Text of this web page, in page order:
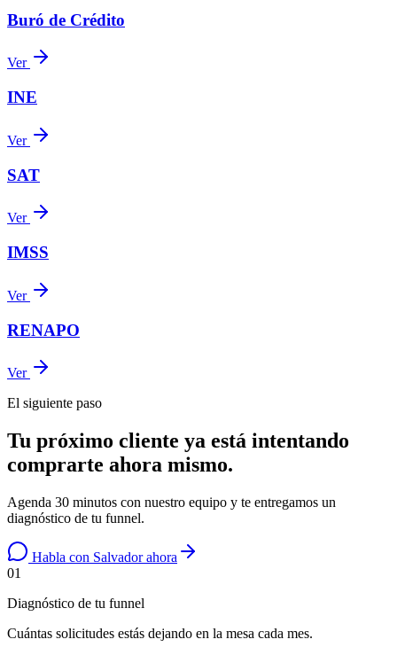
Buró de Crédito
Ver
INE
Ver
SAT
Ver
IMSS
Ver
RENAPO
Ver
El siguiente paso
Tu próximo cliente ya está intentando
comprarte ahora mismo.
Agenda 30 minutos con nuestro equipo y te entregamos un
diagnóstico de tu funnel.
Habla con Salvador ahora
01
Diagnóstico de tu funnel
Cuántas solicitudes estás dejando en la mesa cada mes.